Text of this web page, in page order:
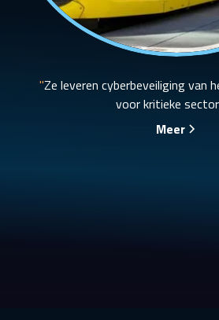
"Ze leveren cyberbeveiliging van
voor kritieke
Meer